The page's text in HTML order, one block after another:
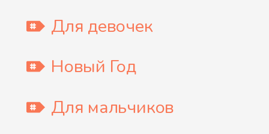
Для девочек
Новый Год
Для мальчиков